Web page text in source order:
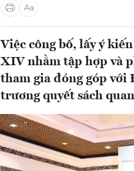
Việc công bố, lấy ý
XIV nhằm tập hợp và
tham gia đóng góp
trương quyết sách